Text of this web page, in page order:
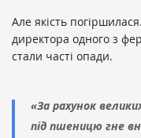
Але якість
директора одного з
стали часті опади.
«За рахунок
під пшеницю гне